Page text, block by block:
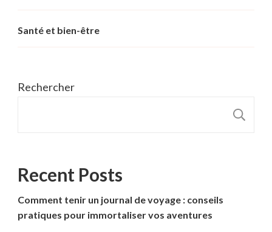
Santé et bien-être
Rechercher
Recent Posts
Comment tenir un journal de voyage : conseils
pratiques pour immortaliser vos aventures